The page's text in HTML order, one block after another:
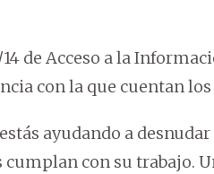
de Acceso a la
con la que cuentan los
ayudando a desnudar
con su trabajo.